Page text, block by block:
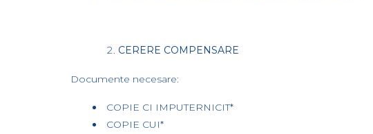
CERERE COMPENSARE
Documente necesare:
COPIE CI IMPUTERNICIT*
COPIE CUI*